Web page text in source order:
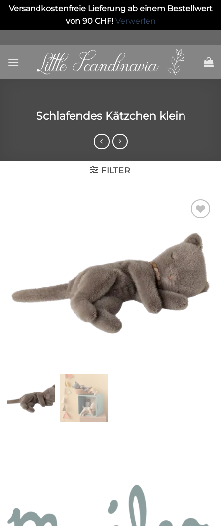
Versandkostenfreie Lieferung ab einem Bestellwert
von 90 CHF! Verwerfen
to
content
Schlafendes Kätzchen klein
FILTER
Wunschliste